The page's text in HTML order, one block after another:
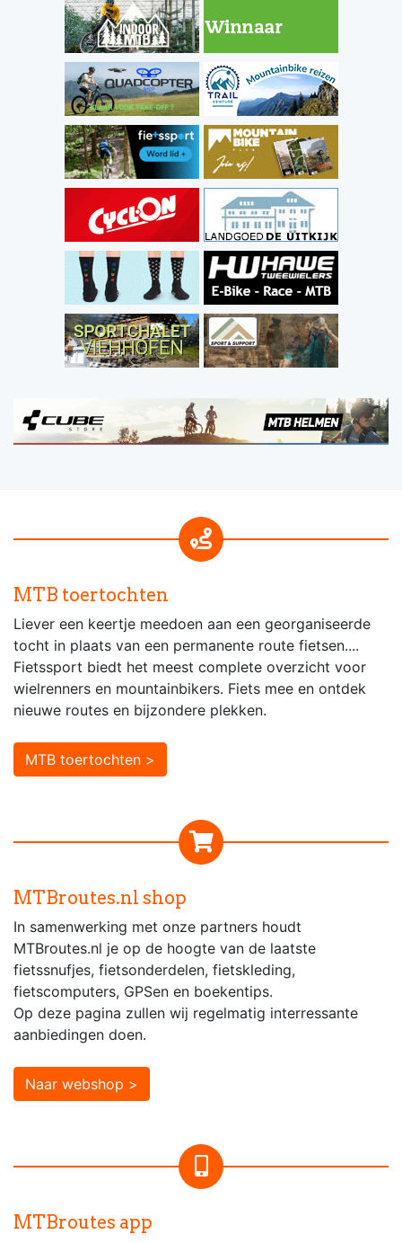
MTB toertochten
Liever een keertje meedoen aan een georganiseerde
tocht in plaats van een permanente route fietsen....
Fietssport biedt het meest complete overzicht voor
wielrenners en mountainbikers. Fiets mee en ontdek
nieuwe routes en bijzondere plekken.
MTB toertochten >
MTBroutes.nl shop
In samenwerking met onze partners houdt
MTBroutes.nl je op de hoogte van de laatste
fietssnufjes, fietsonderdelen, fietskleding,
fietscomputers, GPSen en boekentips.
Op deze pagina zullen wij regelmatig interressante
aanbiedingen doen.
Naar webshop >
MTBroutes app